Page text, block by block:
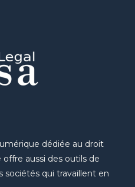
dédiée au droit
aussi des outils de
sociétés qui travaillent en